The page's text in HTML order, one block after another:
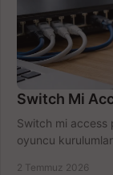
Switch Mi
Switch mi access
oyuncu
2 Temmuz 2026